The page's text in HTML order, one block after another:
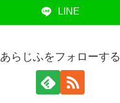
LINE
あらじふをフォローする